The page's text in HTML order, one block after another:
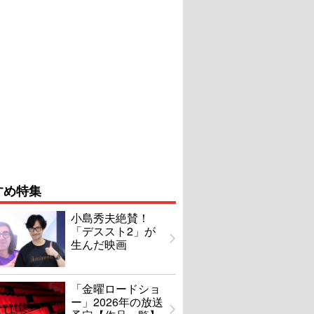
特集
小島秀夫絶賛！
「デススト2」が
生んだ映画
「金曜ロードショ
ー」2026年の放送